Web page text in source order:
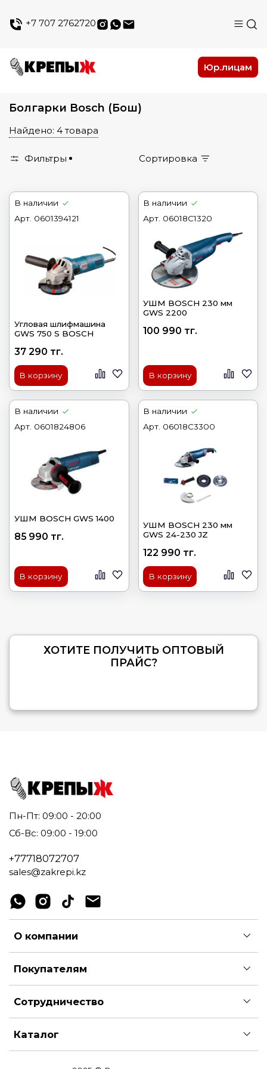
+7 707 2762720
Юр.лицам
Болгарки Bosch (Бош)
Найдено: 4 товара
Фильтры Сортировка
В наличии
Арт. 0601394121
Угловая шлифмашина
GWS 750 S BOSCH
37 290 тг.
В корзину
В наличии
Арт. 06018C1320
УШМ BOSCH 230 мм
GWS 2200
100 990 тг.
В корзину
В наличии
Арт. 0601824806
УШМ BOSCH GWS 1400
85 990 тг.
В корзину
В наличии
Арт. 06018C3300
УШМ BOSCH 230 мм
GWS 24-230 JZ
122 990 тг.
В корзину
ХОТИТЕ ПОЛУЧИТЬ ОПТОВЫЙ
ПРАЙС?
Пн-Пт: 09:00 - 20:00
Сб-Вс: 09:00 - 19:00
+77718072707
sales@zakrepi.kz
О компании
Покупателям
Сотрудничество
Каталог